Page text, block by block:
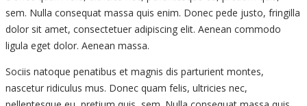
sem. Nulla consequat massa quis enim. Donec pede justo, fringilla
dolor sit amet, consectetuer adipiscing elit. Aenean commodo
ligula eget dolor. Aenean massa.
Sociis natoque penatibus et magnis dis parturient montes,
nascetur ridiculus mus. Donec quam felis, ultricies nec,